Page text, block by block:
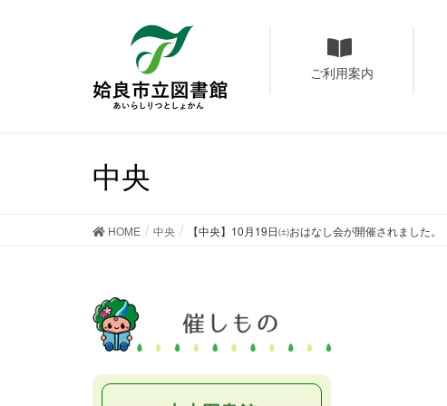
ご利用案内
中央
HOME 中央 【中央】10月19日㈯おはなし会が開催されました。